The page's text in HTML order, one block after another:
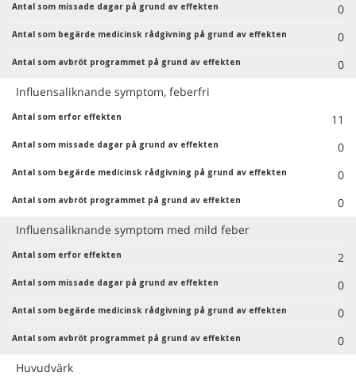
0
0
0
Influensaliknande symptom, feberfri
11
0
0
0
Influensaliknande symptom med mild feber
2
0
0
0
Huvudvärk